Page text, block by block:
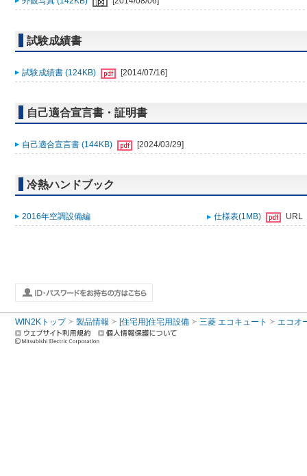
試験成績書
試験成績書 (124KB) [2014/07/16]
自己適合宣言書・証明書
自己適合宣言書 (144KB) [2024/03/29]
冷熱ハンドブック
2016年空調設備編 仕様表(1MB) URL
WIN2Kトップ 製品情報 [住宅用]住宅用設備 三菱 エコキュート エコオ